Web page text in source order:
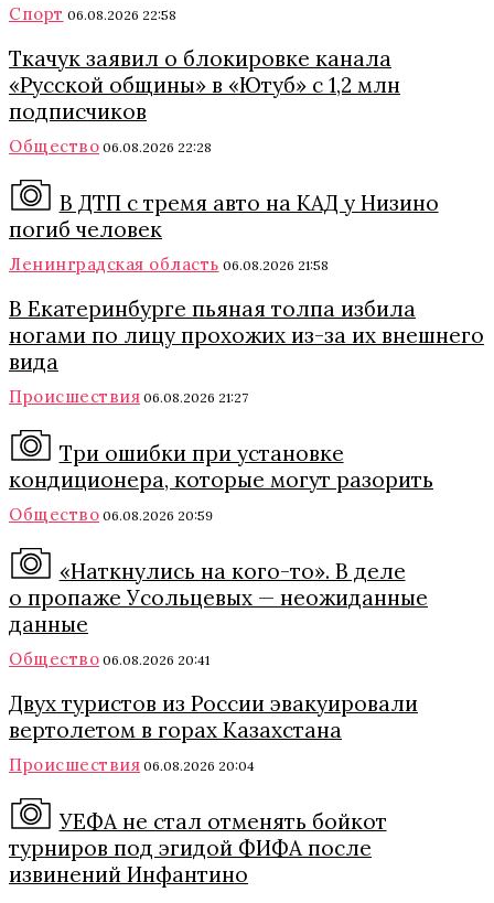
Спорт 06.08.2026 22:58
Ткачук заявил о блокировке канала
«Русской общины» в «Ютуб» с 1,2 млн
подписчиков
Общество 06.08.2026 22:28
В ДТП с тремя авто на КАД у Низино
погиб человек
Ленинградская область 06.08.2026 21:58
В Екатеринбурге пьяная толпа избила
ногами по лицу прохожих из-за их внешнего
вида
Происшествия 06.08.2026 21:27
Три ошибки при установке
кондиционера, которые могут разорить
Общество 06.08.2026 20:59
«Наткнулись на кого-то». В деле
о пропаже Усольцевых — неожиданные
данные
Общество 06.08.2026 20:41
Двух туристов из России эвакуировали
вертолетом в горах Казахстана
Происшествия 06.08.2026 20:04
УЕФА не стал отменять бойкот
турниров под эгидой ФИФА после
извинений Инфантино